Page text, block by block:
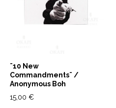
¨10 New
Commandments¨ /
Anonymous Boh
15,00 €